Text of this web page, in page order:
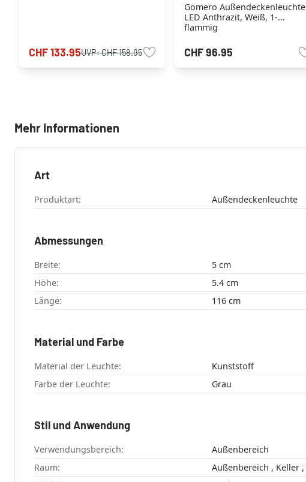
CHF 133.95UVP:CHF 158.95
Gomero Außendeckenleuchte
LED Anthrazit, Weiß, 1-
flammig
CHF 96.95
Mehr Informationen
Art
Produktart: Außendeckenleuchte
Abmessungen
Breite:
5 cm
Höhe:
5.4 cm
Länge:
116 cm
Material und Farbe
Material der Leuchte:
Kunststoff
Farbe der Leuchte:
Grau
Stil und Anwendung
Verwendungsbereich:
Außenbereich
Raum: